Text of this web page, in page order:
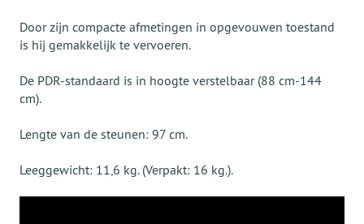
Door zijn compacte afmetingen in opgevouwen toestand
is hij gemakkelijk te vervoeren.
De PDR-standaard is in hoogte verstelbaar (88 cm-144
cm).
Lengte van de steunen: 97 cm.
Leeggewicht: 11,6 kg. (Verpakt: 16 kg.).